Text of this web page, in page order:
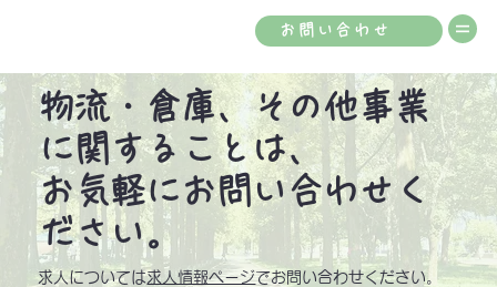
お問い合わせ
​求人については求人情報ページでお問い合わせください。
物流・倉庫、その他事業
に関することは、
お気軽にお問い合わせく
ださい。